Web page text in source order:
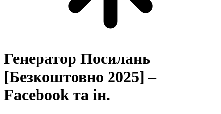
Генератор Посилань
[Безкоштовно 2025] –
Facebook та ін.